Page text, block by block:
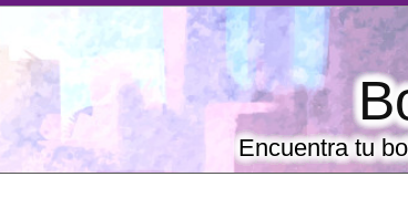
Encuentra tu